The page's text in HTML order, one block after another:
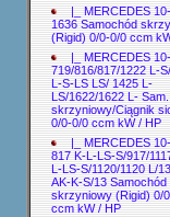
|_ MERCEDES 10-
1636 Samochód
(Rigid) 0/0-0/0 ccm
|_ MERCEDES 10-
719/816/817/1222 L-
L-S-LS LS/ 1425 L-
LS/1622/1622 L- Sam.
skrzyniowy/Ciągnik
0/0-0/0 ccm kW / HP
|_ MERCEDES 10-
817 K-L-LS-S/917/
L-LS-S/1120/1120 L/
AK-K-S/13 Samochód
skrzyniowy (Rigid) 0/
ccm kW / HP